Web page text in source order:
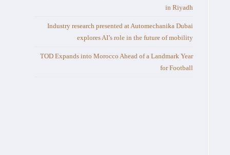
in Riyadh
Industry research presented at Automechanika Dubai
explores AI’s role in the future of mobility
TOD Expands into Morocco Ahead of a Landmark Year
for Football